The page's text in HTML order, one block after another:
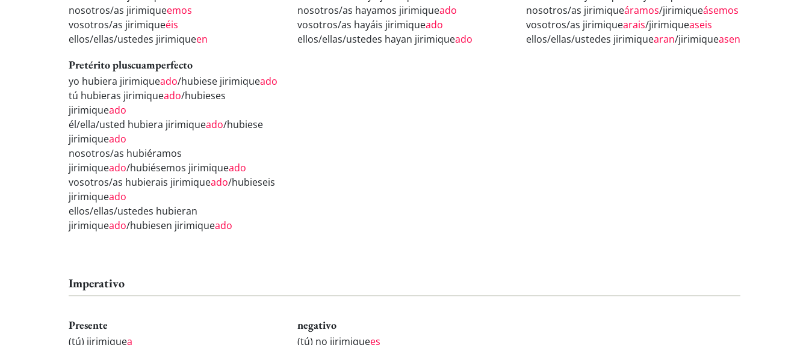
nosotros/as jirimiqueemos
vosotros/as jirimiqueéis
ellos/ellas/ustedes jirimiqueen
nosotros/as hayamos jirimiqueado
vosotros/as hayáis jirimiqueado
ellos/ellas/ustedes hayan jirimiqueado
nosotros/as jirimiqueáramos/jirimiqueásemos
vosotros/as jirimiquearais/jirimiqueaseis
ellos/ellas/ustedes jirimiquearan/jirimiqueasen
Pretérito pluscuamperfecto
yo hubiera jirimiqueado/hubiese jirimiqueado
tú hubieras jirimiqueado/hubieses
jirimiqueado
él/ella/usted hubiera jirimiqueado/hubiese
jirimiqueado
nosotros/as hubiéramos
jirimiqueado/hubiésemos jirimiqueado
vosotros/as hubierais jirimiqueado/hubieseis
jirimiqueado
ellos/ellas/ustedes hubieran
jirimiqueado/hubiesen jirimiqueado
Imperativo
Presente
(tú) jirimiquea
negativo
(tú) no jirimiquees